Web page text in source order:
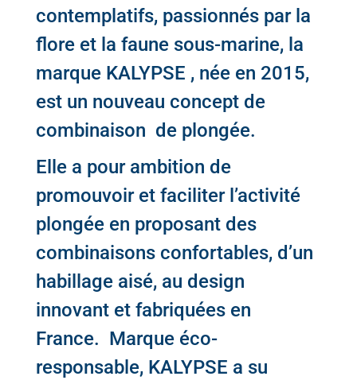
contemplatifs, passionnés par la
flore et la faune sous-marine, la
marque KALYPSE , née en 2015,
est un nouveau concept de
combinaison de plongée.
Elle a pour ambition de
promouvoir et faciliter l’activité
plongée en proposant des
combinaisons confortables, d’un
habillage aisé, au design
innovant et fabriquées en
France. Marque éco-
responsable, KALYPSE a su